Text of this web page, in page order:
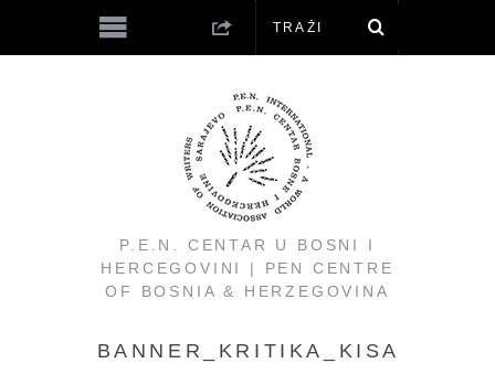
P.E.N. CENTAR U BOSNI I
HERCEGOVINI | PEN CENTRE
OF BOSNIA & HERZEGOVINA
BANNER_KRITIKA_KISA